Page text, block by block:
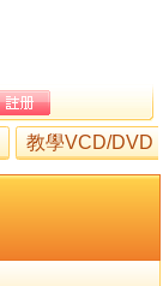
教學VCD/DVD